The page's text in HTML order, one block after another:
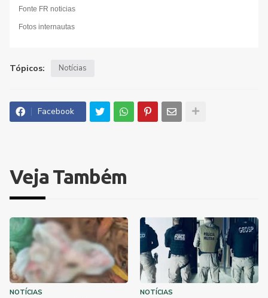
Fonte FR noticias
Fotos internautas
Tópicos: Notícias
Facebook
Veja Também
NOTÍCIAS NOTÍCIAS